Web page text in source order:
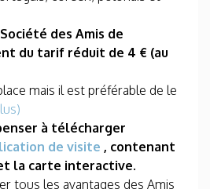
des Amis de
du tarif réduit de 4 € (au
mais il est préférable de le
à télécharger
de visite , contenant
la carte interactive.
tous les avantages des Amis